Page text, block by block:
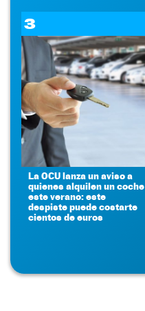
3
La OCU lanza un aviso a
quienes alquilen un coche
este verano: este
despiste puede costarte
cientos de euros